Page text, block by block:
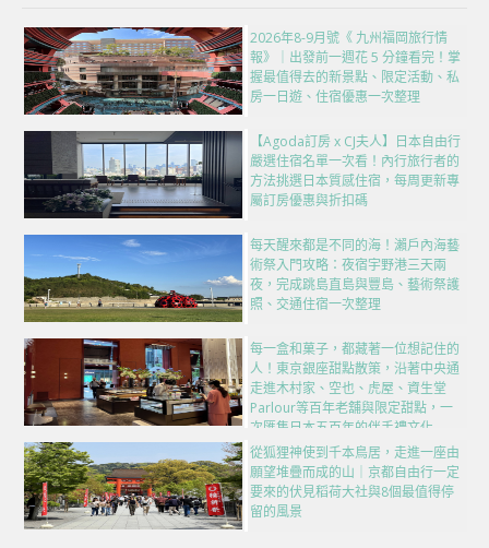
2026年8-9月號《 九州福岡旅行情
報》｜出發前一週花 5 分鐘看完！掌
握最值得去的新景點、限定活動、私
房一日遊、住宿優惠一次整理
【Agoda訂房 x CJ夫人】日本自由行
嚴選住宿名單一次看！內行旅行者的
方法挑選日本質感住宿，每周更新專
屬訂房優惠與折扣碼
每天醒來都是不同的海！瀨戶內海藝
術祭入門攻略：夜宿宇野港三天兩
夜，完成跳島直島與豐島、藝術祭護
照、交通住宿一次整理
每一盒和菓子，都藏著一位想記住的
人！東京銀座甜點散策，沿著中央通
走進木村家、空也、虎屋、資生堂
Parlour等百年老舖與限定甜點，一
次匯集日本五百年的伴手禮文化
從狐狸神使到千本鳥居，走進一座由
願望堆疊而成的山｜京都自由行一定
要來的伏見稻荷大社與8個最值得停
留的風景